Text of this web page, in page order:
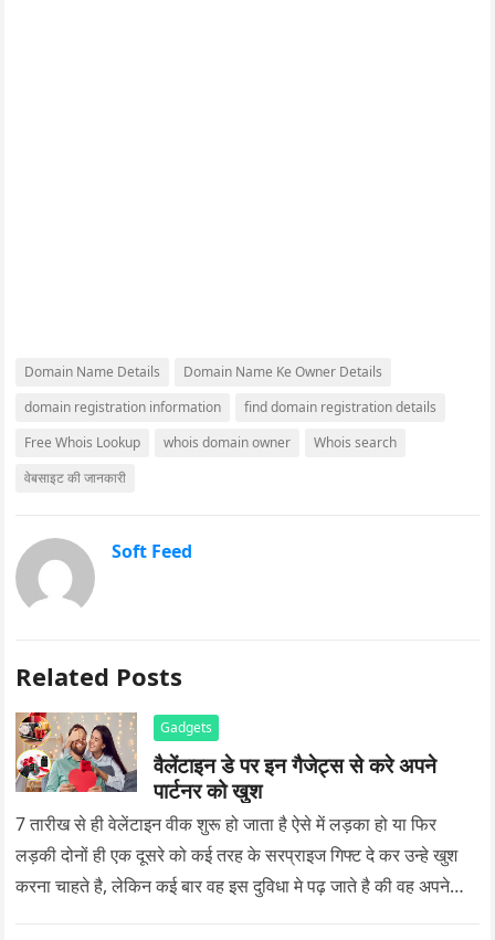
Domain Name Details
Domain Name Ke Owner Details
domain registration information
find domain registration details
Free Whois Lookup
whois domain owner
Whois search
वेबसाइट की जानकारी
Soft Feed
Related Posts
Gadgets
वैलेंटाइन डे पर इन गैजेट्स से करे अपने
पार्टनर को खुश
7 तारीख से ही वेलेंटाइन वीक शुरू हो जाता है ऐसे में लड़का हो या फिर
लड़की दोनों ही एक दूसरे को कई तरह के सरप्राइज गिफ्ट दे कर उन्हे खुश
करना चाहते है, लेकिन कई बार वह इस दुविधा मे पढ़ जाते है की वह अपने